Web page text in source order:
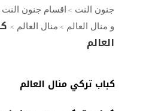
جنون النت > اقسام جنون النت
و منال العالم > منال العالم >
العالم
كباب تركي منال العالم